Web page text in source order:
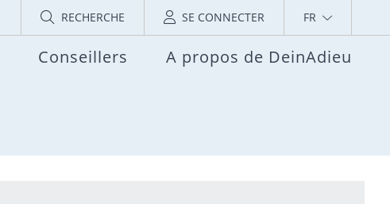
RECHERCHE SE CONNECTER FR
Conseillers A propos de DeinAdieu